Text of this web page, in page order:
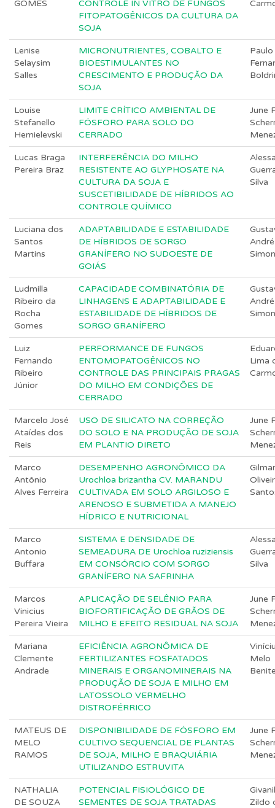
GOMES
CONTROLE IN VITRO DE FUNGOS
FITOPATOGÊNICOS DA CULTURA DA
SOJA
Lenise
Selaysim
Salles
MICRONUTRIENTES, COBALTO E
BIOESTIMULANTES NO
CRESCIMENTO E PRODUÇÃO DA
SOJA
Paulo
Louise
Stefanello
Hemielevski
LIMITE CRÍTICO AMBIENTAL DE
FÓSFORO PARA SOLO DO
CERRADO
June
Lucas Braga
Pereira Braz
INTERFERÊNCIA DO MILHO
RESISTENTE AO GLYPHOSATE NA
CULTURA DA SOJA E
SUSCETIBILIDADE DE HÍBRIDOS AO
CONTROLE QUÍMICO
Silva
Luciana dos
Santos
Martins
ADAPTABILIDADE E ESTABILIDADE
DE HÍBRIDOS DE SORGO
GRANÍFERO NO SUDOESTE DE
GOIÁS
André
Simon
Ludmilla
Ribeiro da
Rocha
Gomes
CAPACIDADE COMBINATÓRIA DE
LINHAGENS E ADAPTABILIDADE E
ESTABILIDADE DE HÍBRIDOS DE
SORGO GRANÍFERO
André
Simon
Luiz
Fernando
Ribeiro
Júnior
PERFORMANCE DE FUNGOS
ENTOMOPATOGÊNICOS NO
CONTROLE DAS PRINCIPAIS PRAGAS
DO MILHO EM CONDIÇÕES DE
CERRADO
Lima
Marcelo José
Ataídes dos
Reis
USO DE SILICATO NA CORREÇÃO
DO SOLO E NA PRODUÇÃO DE SOJA
EM PLANTIO DIRETO
June
Marco
Antônio
Alves Ferreira
DESEMPENHO AGRONÔMICO DA
Urochloa brizantha CV. MARANDU
CULTIVADA EM SOLO ARGILOSO E
ARENOSO E SUBMETIDA A MANEJO
HÍDRICO E NUTRICIONAL
Gilmar
Marco
Antonio
Buffara
SISTEMA E DENSIDADE DE
SEMEADURA DE Urochloa ruziziensis
EM CONSÓRCIO COM SORGO
GRANÍFERO NA SAFRINHA
Silva
Marcos
Vinicius
Pereira Vieira
APLICAÇÃO DE SELÊNIO PARA
BIOFORTIFICAÇÃO DE GRÃOS DE
MILHO E EFEITO RESIDUAL NA SOJA
June
Mariana
Clemente
Andrade
EFICIÊNCIA AGRONÔMICA DE
FERTILIZANTES FOSFATADOS
MINERAIS E ORGANOMINERAIS NA
PRODUÇÃO DE SOJA E MILHO EM
LATOSSOLO VERMELHO
DISTROFÉRRICO
Melo
MATEUS DE
MELO
RAMOS
DISPONIBILIDADE DE FÓSFORO EM
CULTIVO SEQUENCIAL DE PLANTAS
DE SOJA, MILHO E BRAQUIÁRIA
UTILIZANDO ESTRUVITA
June
NATHALIA
DE SOUZA
POTENCIAL FISIOLÓGICO DE
SEMENTES DE SOJA TRATADAS
Zildo